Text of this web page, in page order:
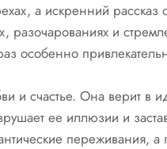
а искренний рассказ о
разочарованиях и
особенно
и счастье. Она верит в
ее иллюзии и
переживания, а